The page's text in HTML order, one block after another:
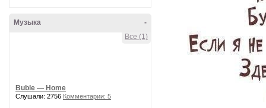
-
Музыка
Все (1)
Buble — Home
Слушали: 2756 Комментарии: 5